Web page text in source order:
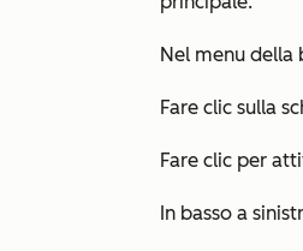
Nel menu della
Fare clic sulla
Fare clic per
In basso a